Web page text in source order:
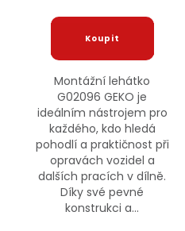
Montážní lehátko
G02096 GEKO je
ideálním nástrojem pro
každého, kdo hledá
pohodlí a praktičnost při
opravách vozidel a
dalších pracích v dílně.
Díky své pevné
konstrukci a...